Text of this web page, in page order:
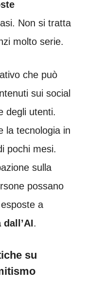
Non si tratta
molto serie.
che può
sui social
degli utenti.
la tecnologia in
pochi mesi.
sulla
possano
a
.
su